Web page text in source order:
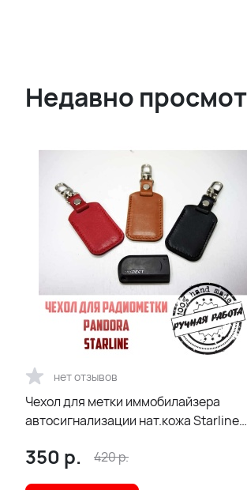
Недавно
нет отзывов
Чехол для метки иммобилайзера
автосигнализации нат.кожа Starline
350 р. 420р.